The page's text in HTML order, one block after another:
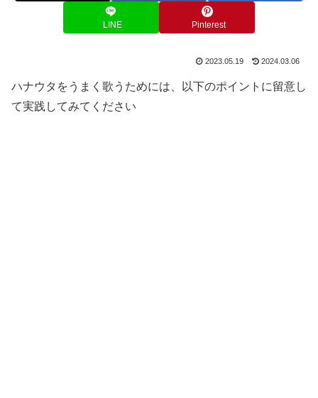
LINE Pinterest
2023.05.19 2024.03.06
ハナウタをうまく歌うためには、以下のポイントに留意し
て実践してみてください